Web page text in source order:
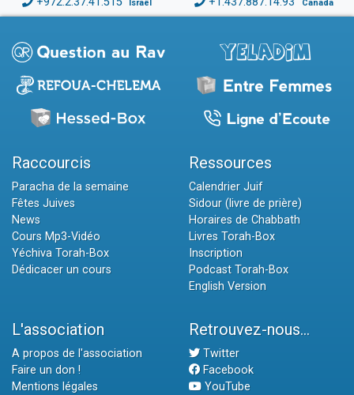
Israël Canada
Raccourcis
Paracha de la semaine
Fêtes Juives
News
Cours Mp3-Vidéo
Yéchiva Torah-Box
Dédicacer un cours
Ressources
Calendrier Juif
Sidour (livre de prière)
Horaires de Chabbath
Livres Torah-Box
Inscription
Podcast Torah-Box
English Version
L'association
A propos de l'association
Faire un don !
Mentions légales
Retrouvez-nous...
Twitter
Facebook
YouTube